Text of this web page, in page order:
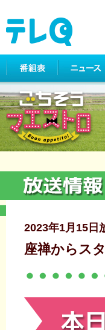
2023年1月15日
座禅からス